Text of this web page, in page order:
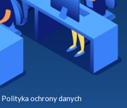
Polityka ochrony danych